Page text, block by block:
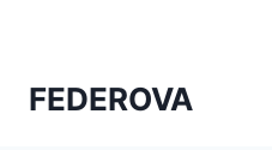
FEDEROVA